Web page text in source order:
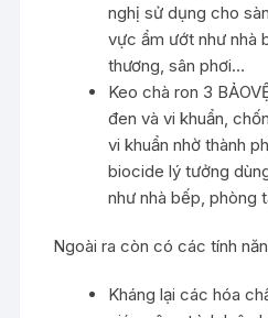
nghị sử dụng cho
vực ẩm ướt như nhà
thương, sân phơi…
Keo chà ron 3
đen và vi khuẩn,
vi khuẩn nhờ thành
biocide lý tưởng
như nhà bếp, phòng
Ngoài ra còn có các tính
Kháng lại các hóa